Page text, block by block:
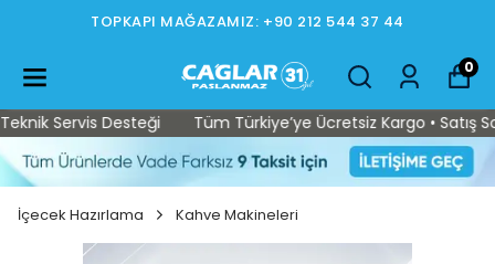
İSTOÇ MAĞAZAMIZ: +90 212 565 15 37
0
Servis Desteği Tüm Türkiye’ye Ücretsiz Kargo • Satış
İçecek Hazırlama Kahve Makineleri